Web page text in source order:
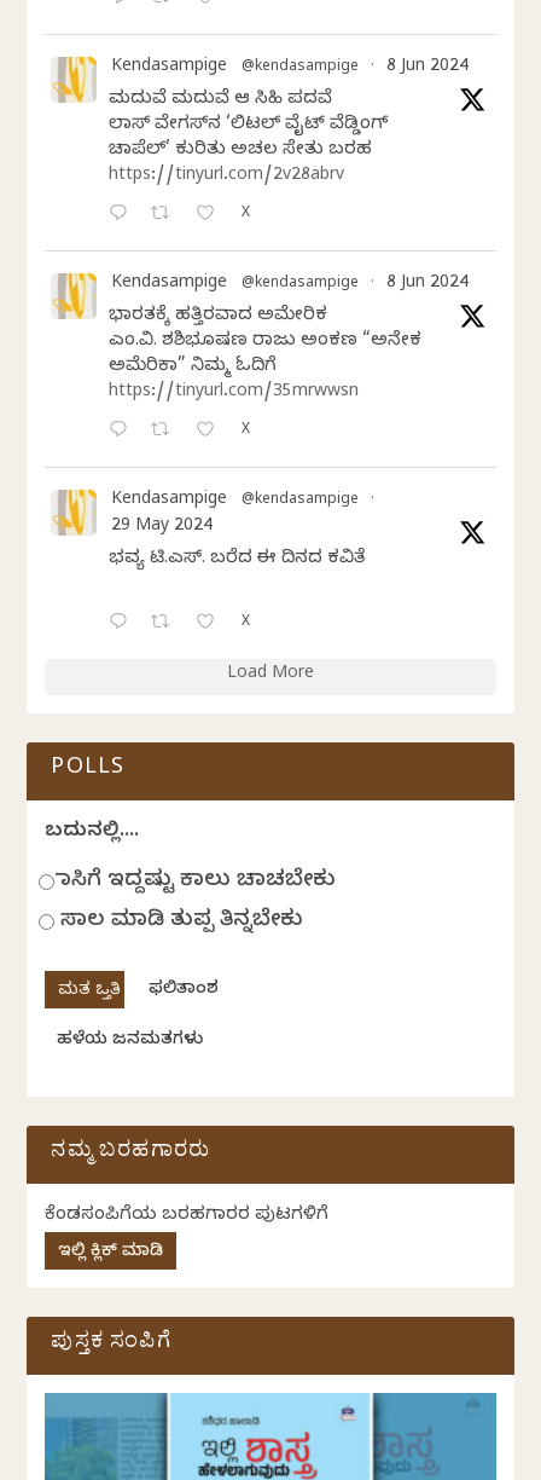
Kendasampige @kendasampige · 8 Jun 2024
ಮದುವೆ ಮದುವೆ ಆ ಸಿಹಿ ಪದವೆ
ಲಾಸ್‌ ವೇಗಸ್‌ನ ‘ಲಿಟಲ್ ವೈಟ್ ವೆಡ್ಡಿಂಗ್
ಚಾಪೆಲ್’ ಕುರಿತು ಅಚಲ ಸೇತು ಬರಹ
https://tinyurl.com/2v28abrv
X
Kendasampige @kendasampige · 8 Jun 2024
ಭಾರತಕ್ಕೆ ಹತ್ತಿರವಾದ ಅಮೇರಿಕ
ಎಂ.ವಿ. ಶಶಿಭೂಷಣ ರಾಜು ಅಂಕಣ “ಅನೇಕ
ಅಮೆರಿಕಾ” ನಿಮ್ಮ ಓದಿಗೆ
https://tinyurl.com/35mrwwsn
X
Kendasampige @kendasampige ·
29 May 2024
ಭವ್ಯ ಟಿ.ಎಸ್. ಬರೆದ ಈ ದಿನದ ಕವಿತೆ
X
Load More
POLLS
ಬದುಕಿನಲ್ಲಿ....
ಹಾಸಿಗೆ ಇದ್ದಷ್ಟು ಕಾಲು ಚಾಚಬೇಕು
ಸಾಲ ಮಾಡಿ ತುಪ್ಪ ತಿನ್ನಬೇಕು
ಫಲಿತಾಂಶ
ಹಳೆಯ ಜನಮತಗಳು
ನಮ್ಮ ಬರಹಗಾರರು
ಕೆಂಡಸಂಪಿಗೆಯ ಬರಹಗಾರರ ಪುಟಗಳಿಗೆ
ಇಲ್ಲಿ ಕ್ಲಿಕ್ ಮಾಡಿ
ಪುಸ್ತಕ ಸಂಪಿಗೆ